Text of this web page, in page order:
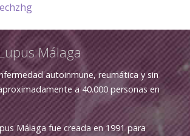
Málaga
autoinmune, reumática y sin
a 40.000 personas en
Málaga fue creada en 1991 para